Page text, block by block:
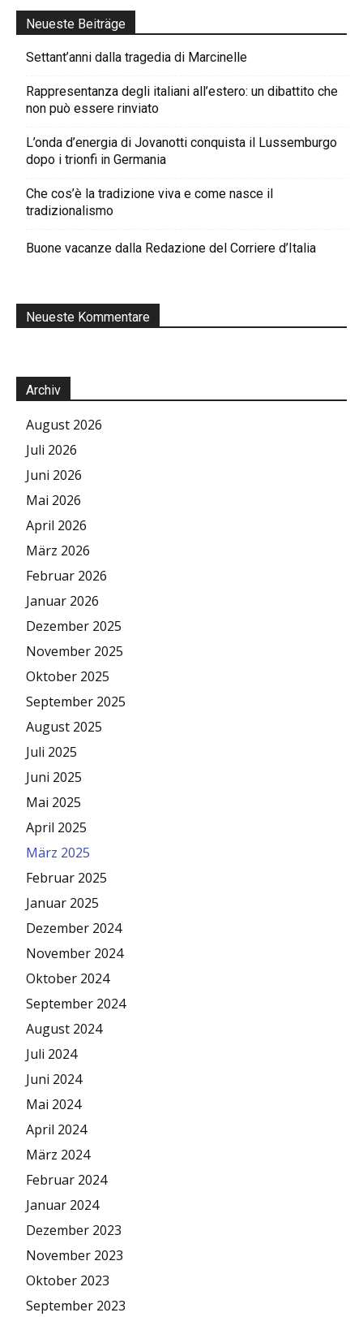
Neueste Beiträge
Settant’anni dalla tragedia di Marcinelle
Rappresentanza degli italiani all’estero: un dibattito che
non può essere rinviato
L’onda d’energia di Jovanotti conquista il Lussemburgo
dopo i trionfi in Germania
Che cos’è la tradizione viva e come nasce il
tradizionalismo
Buone vacanze dalla Redazione del Corriere d’Italia
Neueste Kommentare
Archiv
August 2026
Juli 2026
Juni 2026
Mai 2026
April 2026
März 2026
Februar 2026
Januar 2026
Dezember 2025
November 2025
Oktober 2025
September 2025
August 2025
Juli 2025
Juni 2025
Mai 2025
April 2025
März 2025
Februar 2025
Januar 2025
Dezember 2024
November 2024
Oktober 2024
September 2024
August 2024
Juli 2024
Juni 2024
Mai 2024
April 2024
März 2024
Februar 2024
Januar 2024
Dezember 2023
November 2023
Oktober 2023
September 2023